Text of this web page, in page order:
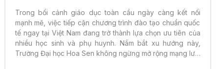
Trong bối cảnh giáo dục toàn cầu ngày càng kết nối
mạnh mẽ, việc tiếp cận chương trình đào tạo chuẩn quốc
tế ngay tại Việt Nam đang trở thành lựa chọn ưu tiên của
nhiều học sinh và phụ huynh. Nắm bắt xu hướng này,
Trường Đại học Hoa Sen không ngừng mở rộng mạng lưới